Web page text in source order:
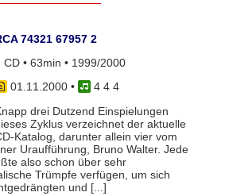
74321 67957 2
CD • 63min • 1999/2000
01.11.2000•
4 4 4
drei Dutzend Einspielungen
Zyklus verzeichnet der aktuelle
Katalog, darunter allein vier vom
Uraufführung, Bruno Walter. Jede
also schon über sehr
Trümpfe verfügen, um sich
und [...]